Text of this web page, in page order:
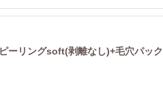
ーリングsoft(剥離なし)+毛穴パック